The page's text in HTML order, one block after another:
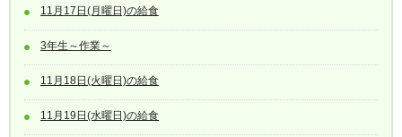
11月17日(月曜日)の給食
3年生～作業～
11月18日(火曜日)の給食
11月19日(水曜日)の給食